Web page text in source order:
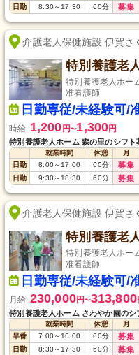
日勤
8:30～17:30 60分 募集
介護老人保健施設 伊賀さ
特別養護老
特別養護老人ホー
准看護師
日勤専従/未経験可/
時給 1,200 円〜1,300円
特別養護老人ホーム 森の里のシフト
就業時間 休憩 月
日勤
8:00～17:00 60分 募集
日勤 9:30～18:30 60分 募集
介護老人保健施設 伊賀さ
特別養護老
特別養護老人ホー
准看護師
日勤専従/未経験可/
月給 230,000円〜313,800
特別養護老人ホーム さわやか園のシ
就業時間 休憩 月
早番
7:00～16:00 60分 募集
日勤 8:30～17:30 60分 募集